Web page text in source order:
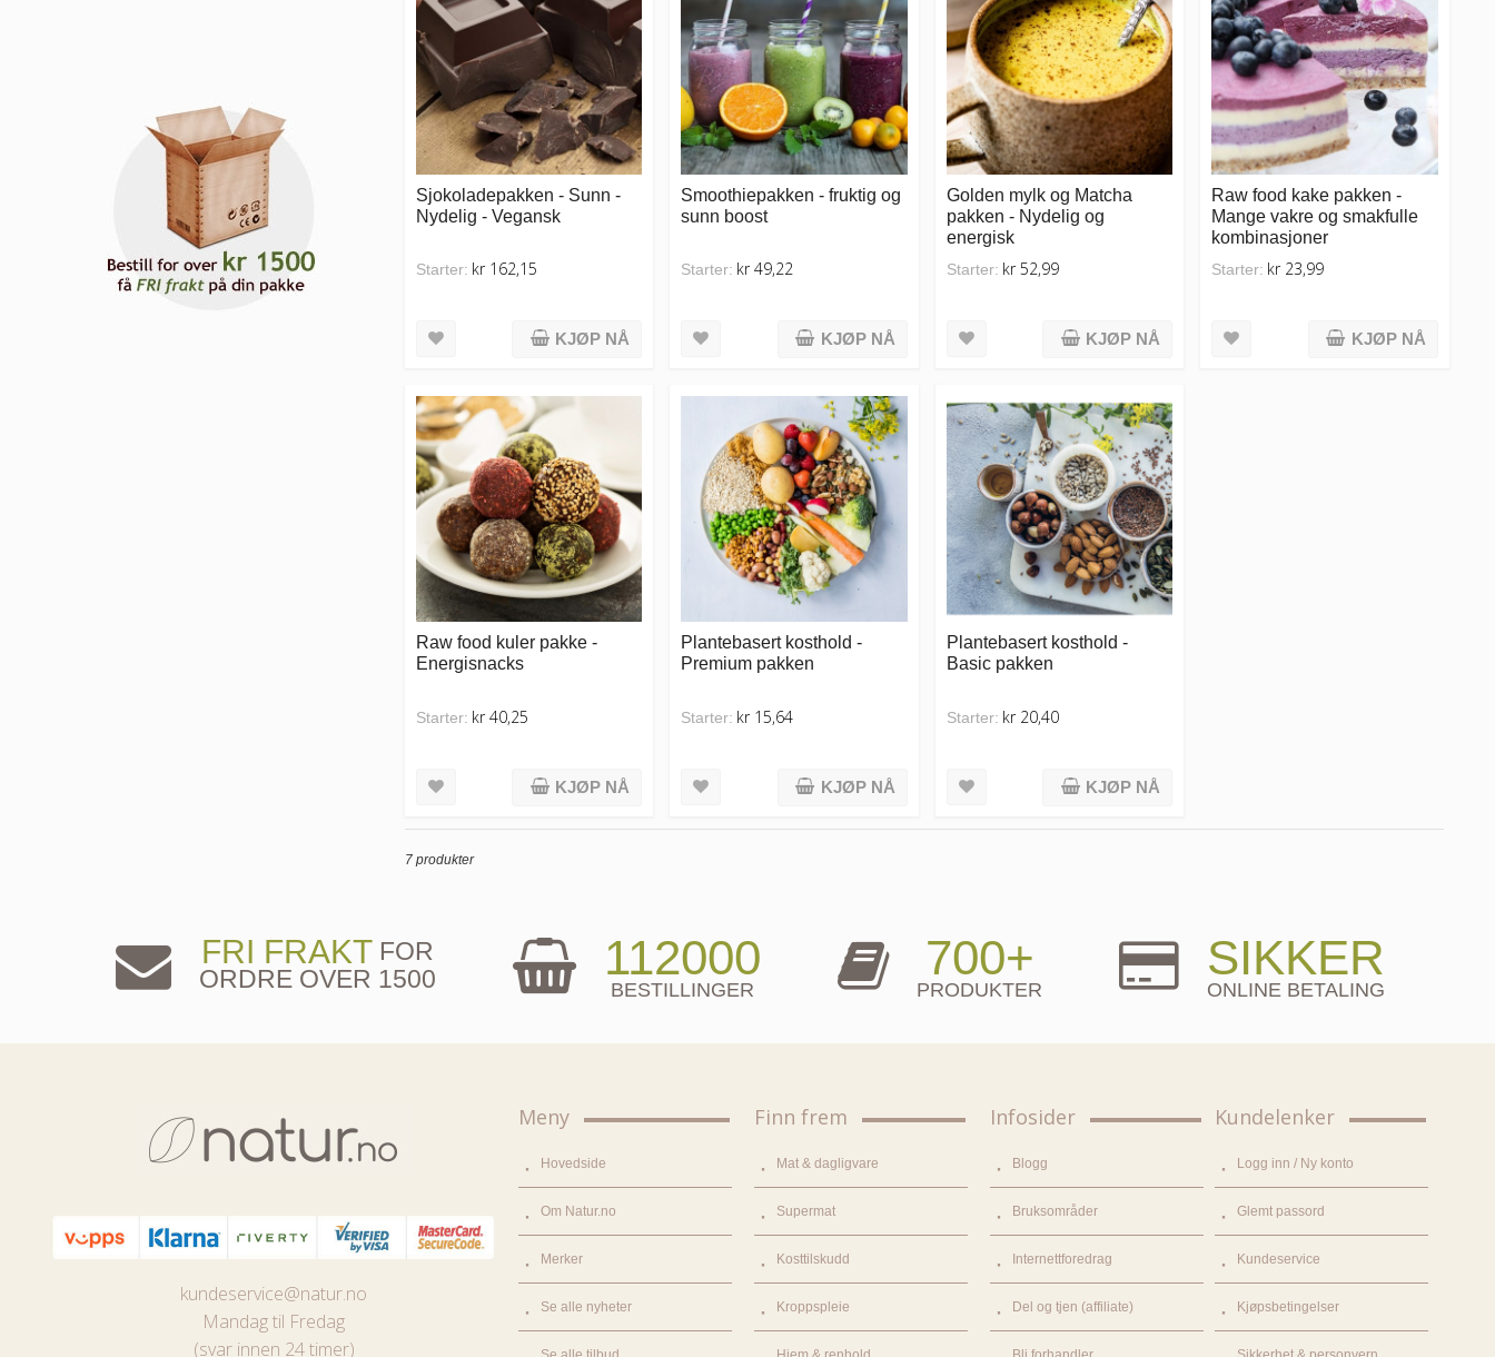
Sjokoladepakken - Sunn -
Nydelig - Vegansk
Starter: kr 162,15
KJØP NÅ
Smoothiepakken - fruktig og
sunn boost
Starter: kr 49,22
KJØP NÅ
Golden mylk og Matcha
pakken - Nydelig og
energisk
Starter: kr 52,99
KJØP NÅ
Raw food kake pakken -
Mange vakre og smakfulle
kombinasjoner
Starter: kr 23,99
KJØP NÅ
Raw food kuler pakke -
Energisnacks
Starter: kr 40,25
KJØP NÅ
Plantebasert kosthold -
Premium pakken
Starter: kr 15,64
KJØP NÅ
Plantebasert kosthold -
Basic pakken
Starter: kr 20,40
KJØP NÅ
7 produkter
FRI FRAKT FOR
ORDRE OVER 1500
112000
BESTILLINGER
700+
PRODUKTER
SIKKER
ONLINE BETALING
kundeservice@natur.no
Mandag til Fredag
(svar innen 24 timer)
Meny
Hovedside
Om Natur.no
Merker
Se alle nyheter
Finn frem
Mat & dagligvare
Supermat
Kosttilskudd
Kroppspleie
Infosider
Blogg
Bruksområder
Internettforedrag
Del og tjen (affiliate)
Kundelenker
Logg inn / Ny konto
Glemt passord
Kundeservice
Kjøpsbetingelser